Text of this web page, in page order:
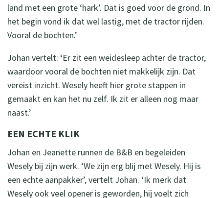
land met een grote ‘hark’. Dat is goed voor de grond. In
het begin vond ik dat wel lastig, met de tractor rijden.
Vooral de bochten.’
Johan vertelt: ‘Er zit een weidesleep achter de tractor,
waardoor vooral de bochten niet makkelijk zijn. Dat
vereist inzicht. Wesely heeft hier grote stappen in
gemaakt en kan het nu zelf. Ik zit er alleen nog maar
naast.’
EEN ECHTE KLIK
Johan en Jeanette runnen de B&B en begeleiden
Wesely bij zijn werk. ‘We zijn erg blij met Wesely. Hij is
een echte aanpakker’, vertelt Johan. ‘Ik merk dat
Wesely ook veel opener is geworden, hij voelt zich